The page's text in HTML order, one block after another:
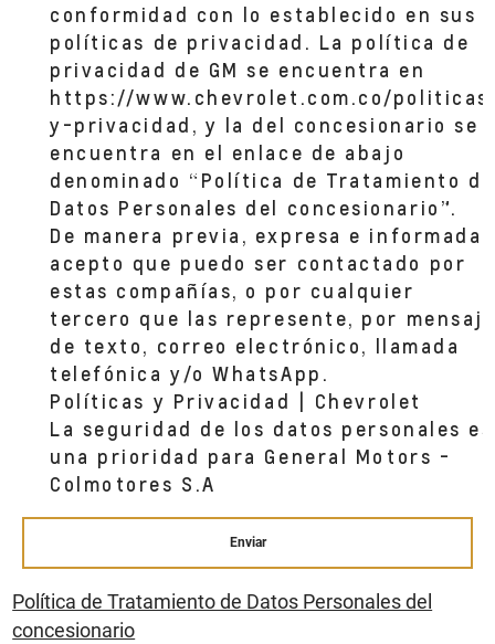
CHIA TALLER
CALLE 30 NO. 2 ESTE 61-67 CHIA
CHIA, CUNDINAMA
CD AUTOSHOP MORATO
AV. CRA 70 NO 101-22
BOGOTA, CUNDINAMARCA
CD AUTOSHOP CC PASEO VILLA DEL RIO
CRA 63 NO 57G 46 SUR (CC PASEO VILLA
DEL RIO, LOCAL 134-135)
BOGOTA,
conformidad con lo establecido en sus
políticas de privacidad. La política de
privacidad de GM se encuentra en
https://www.chevrolet.com.co/
y-privacidad, y la del concesionario se
encuentra en el enlace de abajo
denominado “Política de Tratamiento de
Datos Personales del concesionario”.
De manera previa, expresa e informada,
acepto que puedo ser contactado por
estas compañías, o por cualquier
tercero que las represente, por
de texto, correo electrónico, llamada
telefónica y/o WhatsApp.
Políticas y Privacidad | Chevrolet
La seguridad de los datos personales es
una prioridad para General Motors -
Colmotores S.A
Enviar
Política de Tratamiento de Datos Personales del
concesionario